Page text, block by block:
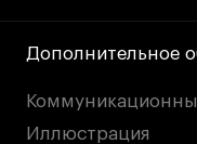
Дополнительное
Иллюстрация